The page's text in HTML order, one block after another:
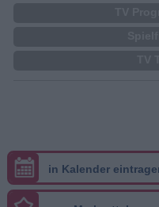
in Kalender